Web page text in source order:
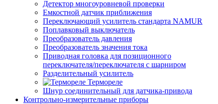
Детектор многоуровневой проверки
Емкостной датчик приближения
Переключающий усилитель стандарта NAMUR
Поплавковый выключатель
Преобразователь давления
Преобразователь значения тока
Приводная головка для позиционного
переключателя/переключателя с шарниром
Разделительный усилитель
Термореле
Шнур соединительный для датчика-привода
Контрольно-измерительные приборы